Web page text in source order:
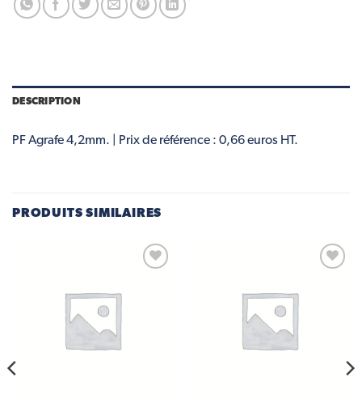
DESCRIPTION
PF Agrafe 4,2mm. | Prix de référence : 0,66 euros HT.
PRODUITS SIMILAIRES